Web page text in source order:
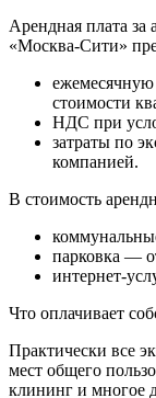
Арендная плата за
«Москва-Сити»
ежемесячную
стоимости
НДС при
затраты по
компанией.
В стоимость
парковка —
интернет-
Что оплачивает
Практически все
мест общего
клининг и многое